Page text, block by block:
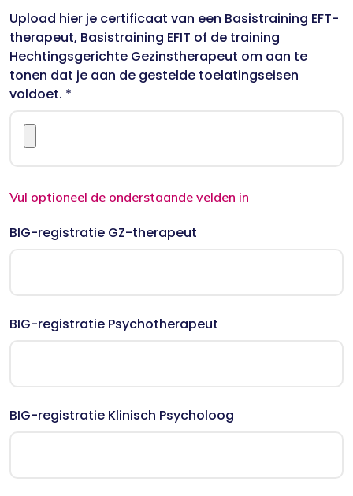
Upload hier je certificaat van een Basistraining EFT-
therapeut, Basistraining EFIT of de training
Hechtingsgerichte Gezinstherapeut om aan te
tonen dat je aan de gestelde toelatingseisen
voldoet. *
Vul optioneel de onderstaande velden in
BIG-registratie GZ-therapeut
BIG-registratie Psychotherapeut
BIG-registratie Klinisch Psycholoog